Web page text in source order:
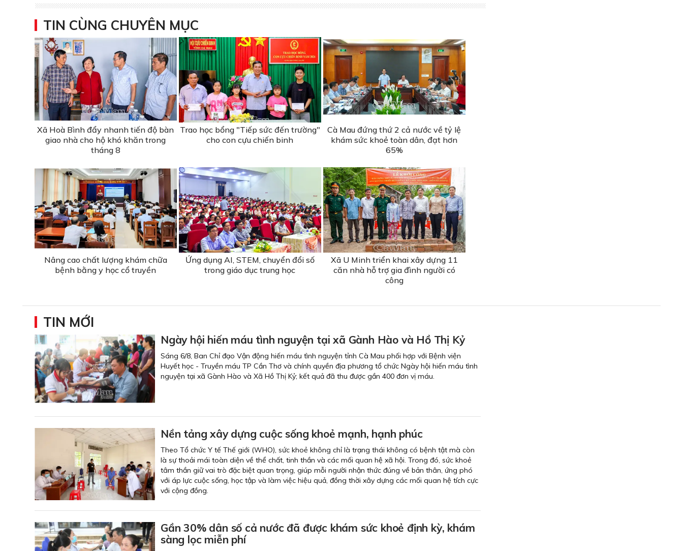
TIN CÙNG CHUYÊN MỤC
Xã Hoà Bình đẩy nhanh tiến độ bàn
giao nhà cho hộ khó khăn trong
tháng 8
Trao học bổng "Tiếp sức đến trường"
cho con cựu chiến binh
Cà Mau đứng thứ 2 cả nước về tỷ lệ
khám sức khoẻ toàn dân, đạt hơn
65%
Nâng cao chất lượng khám chữa
bệnh bằng y học cổ truyền
Ứng dụng AI, STEM, chuyển đổi số
trong giáo dục trung học
Xã U Minh triển khai xây dựng 11
căn nhà hỗ trợ gia đình người có
công
TIN MỚI
Ngày hội hiến máu tình nguyện tại xã Gành Hào và Hồ Thị Kỷ
Sáng 6/8, Ban Chỉ đạo Vận động hiến máu tình nguyện tỉnh Cà Mau phối hợp với Bệnh viện
Huyết học - Truyền máu TP Cần Thơ và chính quyền địa phương tổ chức Ngày hội hiến máu tình
nguyện tại xã Gành Hào và Xã Hồ Thị Kỷ; kết quả đã thu được gần 400 đơn vị máu.
Nền tảng xây dựng cuộc sống khoẻ mạnh, hạnh phúc
Theo Tổ chức Y tế Thế giới (WHO), sức khoẻ không chỉ là trạng thái không có bệnh tật mà còn
là sự thoải mái toàn diện về thể chất, tinh thần và các mối quan hệ xã hội. Trong đó, sức khoẻ
tâm thần giữ vai trò đặc biệt quan trọng, giúp mỗi người nhận thức đúng về bản thân, ứng phó
với áp lực cuộc sống, học tập và làm việc hiệu quả, đồng thời xây dựng các mối quan hệ tích cực
với cộng đồng.
Gần 30% dân số cả nước đã được khám sức khoẻ định kỳ, khám
sàng lọc miễn phí